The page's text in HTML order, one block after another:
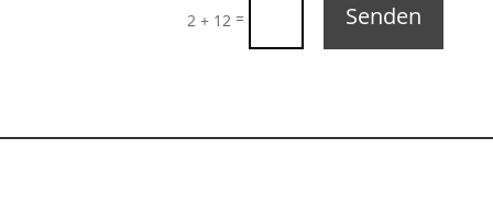
2 + 12 = Senden